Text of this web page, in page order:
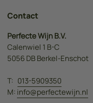
Contact
Perfecte Wijn B.V.
Calenwiel 1 B-C
5056 DB Berkel-Enschot
T: 013-5909350
M: info@perfectewijn.nl